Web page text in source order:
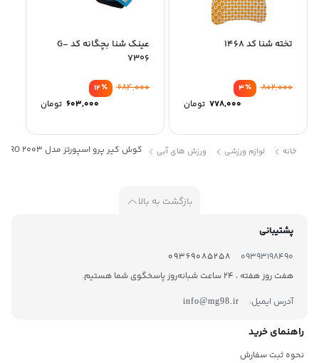
تخته شنا کد 1468
٪3
802,000
778,000 تومان
عینک شنا بچگانه کد G-
7306
٪12
684,000
603,000 تومان
خانه لوازم ورزشی ورزش های آبی گوش گیر پرو اسپورتز مدل M PRO 2003
بازگشت به بالا
پشتیبانی
09393198490
09369085258
هفت روز هفته ، 24 ساعت شبانه‌روز پاسخگوی شما هستیم.
آدرس ایمیل:
info@mg98.ir
راهنمای خرید
نحوه ثبت سفارش